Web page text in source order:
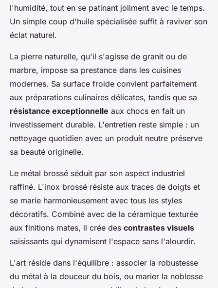
l'humidité, tout en se patinant joliment avec le temps.
Un simple coup d'huile spécialisée suffit à raviver son
éclat naturel.
La pierre naturelle, qu'il s'agisse de granit ou de
marbre, impose sa prestance dans les cuisines
modernes. Sa surface froide convient parfaitement
aux préparations culinaires délicates, tandis que sa
résistance exceptionnelle aux chocs en fait un
investissement durable. L'entretien reste simple : un
nettoyage quotidien avec un produit neutre préserve
sa beauté originelle.
Le métal brossé séduit par son aspect industriel
raffiné. L'inox brossé résiste aux traces de doigts et
se marie harmonieusement avec tous les styles
décoratifs. Combiné avec de la céramique texturée
aux finitions mates, il crée des contrastes visuels
saisissants qui dynamisent l'espace sans l'alourdir.
L'art réside dans l'équilibre : associer la robustesse
du métal à la douceur du bois, ou marier la noblesse